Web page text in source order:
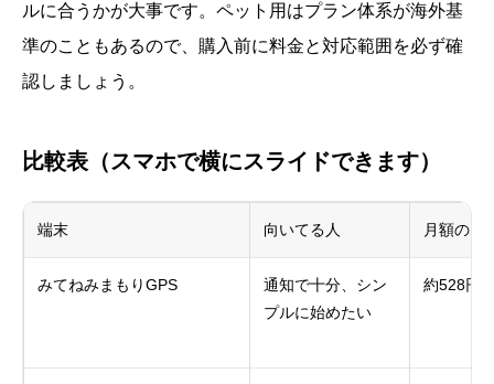
ルに合うかが大事です。ペット用はプラン体系が海外基
準のこともあるので、購入前に料金と対応範囲を必ず確
認しましょう。
比較表（スマホで横にスライドできます）
端末 向いてる人 月額の目
みてねみまもりGPS
通知で十分、シン
プルに始めたい
約528円